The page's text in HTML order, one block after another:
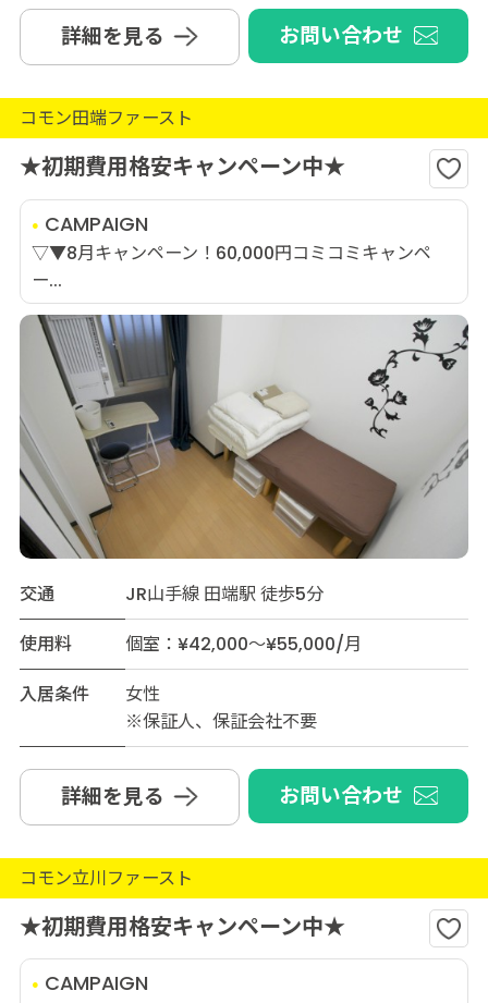
詳細を見る お問い合わせ
コモン田端ファースト
★初期費用格安キャンペーン中★
CAMPAIGN
▽▼8月キャンペーン！60,000円コミコミキャンペ
ー...
交通
JR山手線 田端駅 徒歩5分
使用料
個室：¥42,000～¥55,000/月
入居条件
女性
※保証人、保証会社不要
詳細を見る お問い合わせ
コモン立川ファースト
★初期費用格安キャンペーン中★
CAMPAIGN